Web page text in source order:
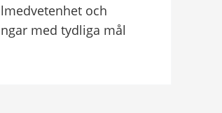
och
med tydliga mål